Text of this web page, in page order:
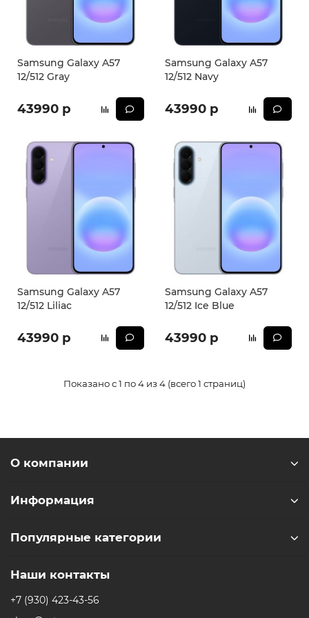
Все категории (12)
iPad Pro 13 M4 (2024)
Все категории (9)
AirTag
Все категории (17)
Samsung Galaxy A57
12/512 Gray
43990 р
Samsung Galaxy A57
12/512 Navy
43990 р
Samsung Galaxy A57
12/512 Liliac
43990 р
Samsung Galaxy A57
12/512 Ice Blue
43990 р
Показано с 1 по 4 из 4 (всего 1 страниц)
О компании
Информация
Популярные категории
Наши контакты
+7 (930) 423-43-56